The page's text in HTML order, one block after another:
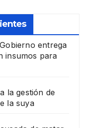
entrega
insumos para
la gestión de
la suya